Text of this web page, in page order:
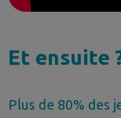
Et ensuite
Plus de 80% des